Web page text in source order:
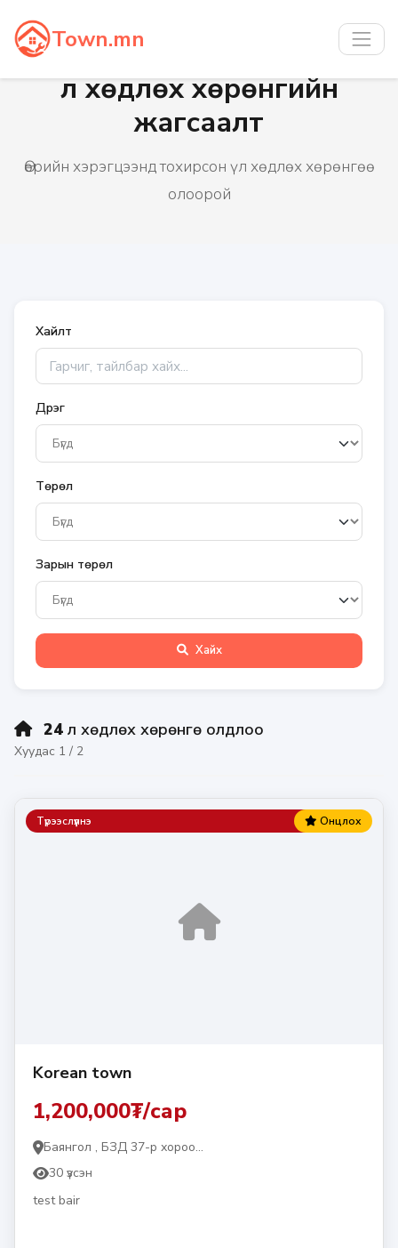
Town.mn
Үл хөдлөх хөрөнгийн
жагсаалт
Өөрийн хэрэгцээнд тохирсон үл хөдлөх хөрөнгөө
олоорой
Хайлт
Дүүрэг
Төрөл
Зарын төрөл
Хайх
24 үл хөдлөх хөрөнгө олдлоо
Хуудас 1 / 2
Түрээслүүлнэ Онцлох
Korean town
1,200,000₮/сар
Баянгол , БЗД 37-р хороо...
30 үзсэн
test bair